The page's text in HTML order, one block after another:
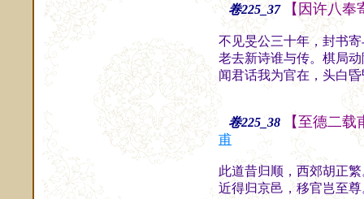
卷225_37 【因许八
不见旻公三十年，封书
老去新诗谁与传。棋局
闻君话我为官在，头白
卷225_38 【至德二
甫
此道昔归顺，西郊胡正
近得归京邑，移官岂至